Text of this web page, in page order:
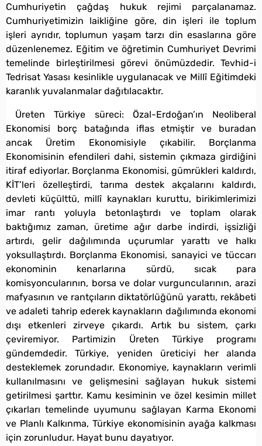
Cumhuriyetin çağdaş hukuk rejimi parçalanamaz.
Cumhuriyetimizin laikliğine göre, din işleri ile toplum
işleri ayrıdır, toplumun yaşam tarzı din esaslarına göre
düzenlenemez. Eğitim ve öğretimin Cumhuriyet Devrimi
temelinde birleştirilmesi görevi önümüzdedir. Tevhid-i
Tedrisat Yasası kesinlikle uygulanacak ve Millî Eğitimdeki
karanlık yuvalanmalar dağıtılacaktır.
Üreten Türkiye süreci: Özal-Erdoğan’ın Neoliberal
Ekonomisi borç batağında iflas etmiştir ve buradan
ancak Üretim Ekonomisiyle çıkabilir. Borçlanma
Ekonomisinin efendileri dahi, sistemin çıkmaza girdiğini
itiraf ediyorlar. Borçlanma Ekonomisi, gümrükleri kaldırdı,
KİT’leri özelleştirdi, tarıma destek akçalarını kaldırdı,
devleti küçülttü, millî kaynakları kuruttu, birikimlerimizi
imar rantı yoluyla betonlaştırdı ve toplam olarak
baktığımız zaman, üretime ağır darbe indirdi, işsizliği
artırdı, gelir dağılımında uçurumlar yarattı ve halkı
yoksullaştırdı. Borçlanma Ekonomisi, sanayici ve tüccarı
ekonominin kenarlarına sürdü, sıcak para
komisyoncularının, borsa ve dolar vurguncularının, arazi
mafyasının ve rantçıların diktatörlüğünü yarattı, rekâbeti
ve adaleti tahrip ederek kaynakların dağılımında ekonomi
dışı etkenleri zirveye çıkardı. Artık bu sistem, çarkı
çeviremiyor. Partimizin Üreten Türkiye programı
gündemdedir. Türkiye, yeniden üreticiyi her alanda
desteklemek zorundadır. Ekonomiye, kaynakların verimli
kullanılmasını ve gelişmesini sağlayan hukuk sistemi
getirilmesi şarttır. Kamu kesiminin ve özel kesimin millet
çıkarları temelinde uyumunu sağlayan Karma Ekonomi
ve Planlı Kalkınma, Türkiye ekonomisinin ayağa kalkması
için zorunludur. Hayat bunu dayatıyor.